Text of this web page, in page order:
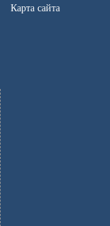
Карта сайта